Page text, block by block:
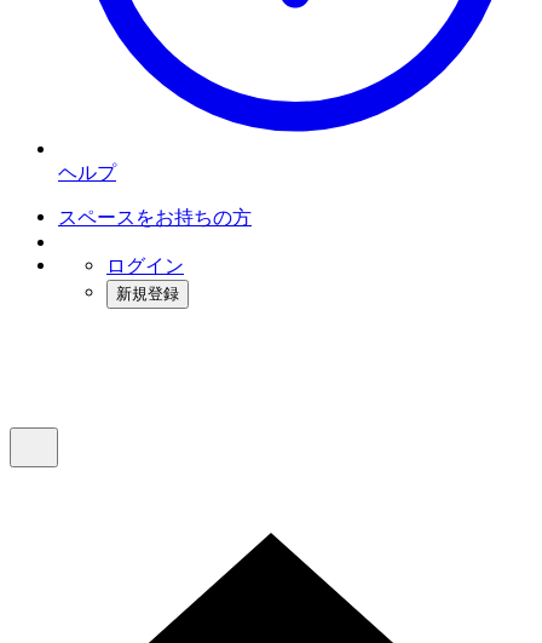
ヘルプ
スペースをお持ちの方
ログイン
新規登録